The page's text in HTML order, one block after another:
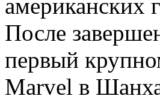
американских
После
первый
Marvel в